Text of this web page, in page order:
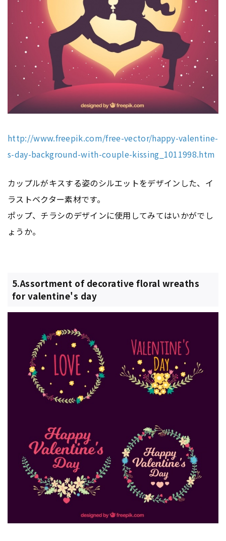
http://www.freepik.com/free-vector/happy-valentine-
s-day-background-with-couple-kissing_1011998.htm
カップルがキスする姿のシルエットをデザインした、イ
ラストベクター素材です。
ポップ、チラシのデザインに使用してみてはいかがでし
ょうか。
5.Assortment of decorative floral wreaths
for valentine's day